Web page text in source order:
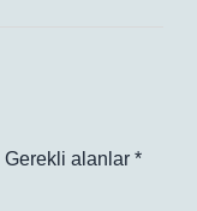
Gerekli alanlar *